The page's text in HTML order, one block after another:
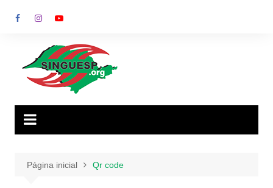
para
Página inicial Qr code